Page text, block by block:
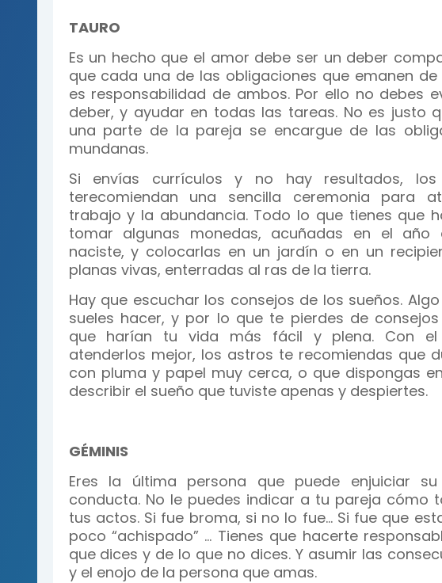
TAURO
Es un hecho que el amor debe ser un deber
que cada una de las obligaciones que emanen de
es responsabilidad de ambos. Por ello no debes
deber, y ayudar en todas las tareas. No es justo
una parte de la pareja se encargue de las
mundanas.
Si envías currículos y no hay resultados, los
terecomiendan una sencilla ceremonia para
trabajo y la abundancia. Todo lo que tienes que
tomar algunas monedas, acuñadas en el año
naciste, y colocarlas en un jardín o en un
planas vivas, enterradas al ras de la tierra.
Hay que escuchar los consejos de los sueños.
sueles hacer, y por lo que te pierdes de consejos
que harían tu vida más fácil y plena. Con
atenderlos mejor, los astros te recomiendas que
con pluma y papel muy cerca, o que dispongas
describir el sueño que tuviste apenas y despiertes.
GÉMINIS
Eres la última persona que puede enjuiciar
conducta. No le puedes indicar a tu pareja cómo
tus actos. Si fue broma, si no lo fue… Si fue que
poco “achispado” … Tienes que hacerte
que dices y de lo que no dices. Y asumir las
y el enojo de la persona que amas.